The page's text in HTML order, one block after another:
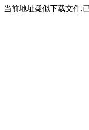
当前地址疑似下载文件,